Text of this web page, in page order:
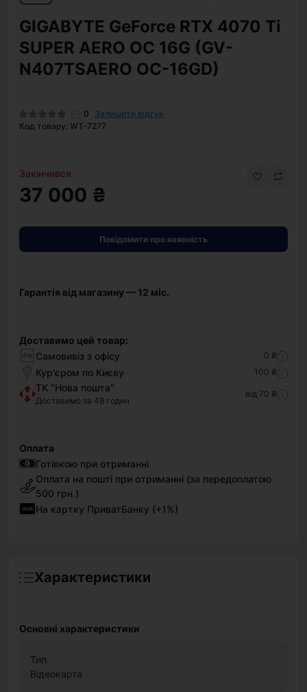
GIGABYTE GeForce RTX 4070 Ti
SUPER AERO OC 16G (GV-
N407TSAERO OC-16GD)
0
Залишити відгук
Код товару: WT-7277
Закінчився
37 000 ₴
Повідомити про наявність
Гарантія від магазину — 12 міс.
Доставимо цей товар:
Самовивіз з офісу
0 ₴
Кур'єром по Києву 100 ₴
ТК "Нова пошта"
Доставимо за 48 годин
від 70 ₴
Оплата
Готівкою при отриманні
Оплата на пошті при отриманні (за передоплатою
500 грн.)
На картку ПриватБанку (+1%)
Характеристики
Основні характеристики
Тип
Відеокарта